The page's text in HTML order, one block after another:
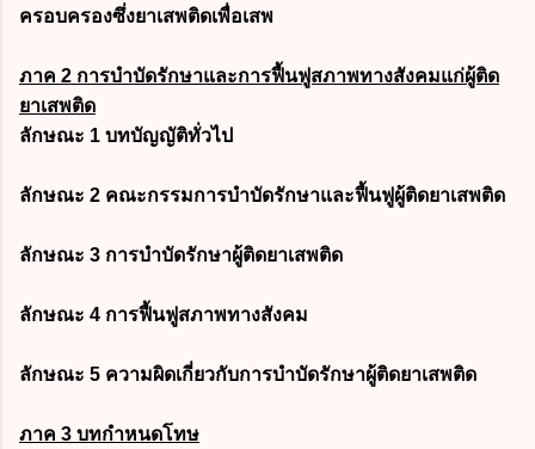
ครอบครองซึ่งยาเสพติดเพื่อเสพ
ภาค 2 การบำบัดรักษาและการฟื้นฟูสภาพทางสังคมแก่ผู้ติด
ยาเสพติด
ลักษณะ 1 บทบัญญัติทั่วไป
ลักษณะ 2 คณะกรรมการบำบัดรักษาและฟื้นฟูผู้ติดยาเสพติด
ลักษณะ 3 การบำบัดรักษาผู้ติดยาเสพติด
ลักษณะ 4 การฟื้นฟูสภาพทางสังคม
ลักษณะ 5 ความผิดเกี่ยวกับการบำบัดรักษาผู้ติดยาเสพติด
ภาค 3 บทกำหนดโทษ